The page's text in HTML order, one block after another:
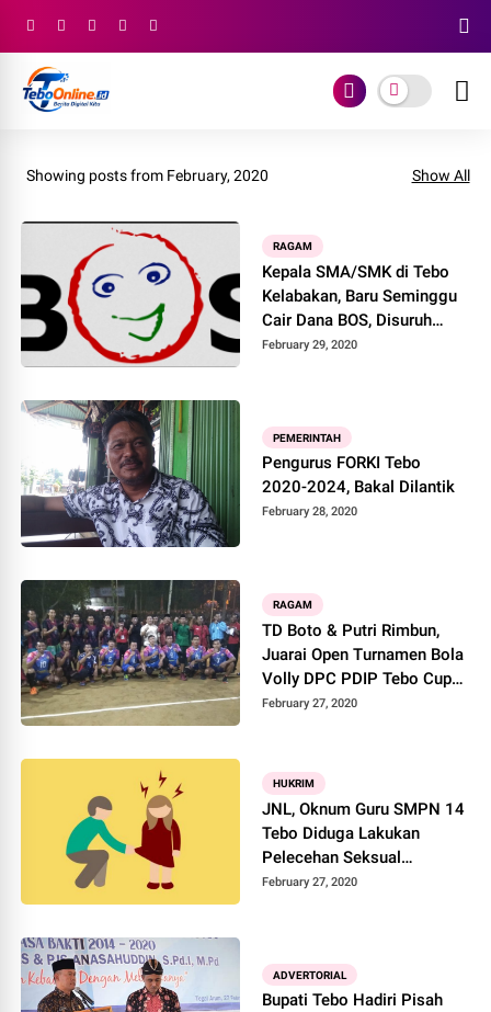
Showing posts from February, 2020 Show All
RAGAM
Kepala SMA/SMK di Tebo
Kelabakan, Baru Seminggu
Cair Dana BOS, Disuruh
Kembalikan
February 29, 2020
PEMERINTAH
Pengurus FORKI Tebo
2020-2024, Bakal Dilantik
February 28, 2020
RAGAM
TD Boto & Putri Rimbun,
Juarai Open Turnamen Bola
Volly DPC PDIP Tebo Cup
2020
February 27, 2020
HUKRIM
JNL, Oknum Guru SMPN 14
Tebo Diduga Lakukan
Pelecehan Seksual
Terhadap Siswinya
February 27, 2020
ADVERTORIAL
Bupati Tebo Hadiri Pisah